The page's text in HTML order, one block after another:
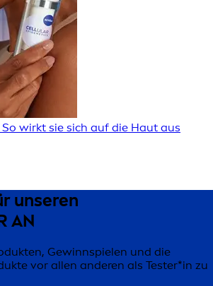
wirkt sie sich auf die Haut aus
unseren
AN
Gewinnspielen und die
vor allen anderen als Tester*in zu